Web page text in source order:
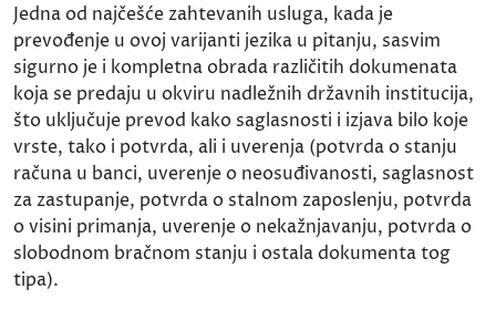
Jedna od najčešće zahtevanih usluga, kada je
prevođenje u ovoj varijanti jezika u pitanju, sasvim
sigurno je i kompletna obrada različitih dokumenata
koja se predaju u okviru nadležnih državnih institucija,
što uključuje prevod kako saglasnosti i izjava bilo koje
vrste, tako i potvrda, ali i uverenja (potvrda o stanju
računa u banci, uverenje o neosuđivanosti, saglasnost
za zastupanje, potvrda o stalnom zaposlenju, potvrda
o visini primanja, uverenje o nekažnjavanju, potvrda o
slobodnom bračnom stanju i ostala dokumenta tog
tipa).